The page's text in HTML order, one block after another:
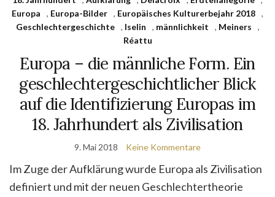
Europa
, Europa-Bilder , Europäisches Kulturerbejahr 2018 ,
Geschlechtergeschichte
, Iselin , männlichkeit , Meiners
,
Réattu
Europa – die männliche Form. Ein
geschlechtergeschichtlicher Blick
auf die Identifizierung Europas im
18. Jahrhundert als Zivilisation
9. Mai 2018 Keine Kommentare
Im Zuge der Aufklärung wurde Europa als Zivilisation
definiert und mit der neuen Geschlechtertheorie